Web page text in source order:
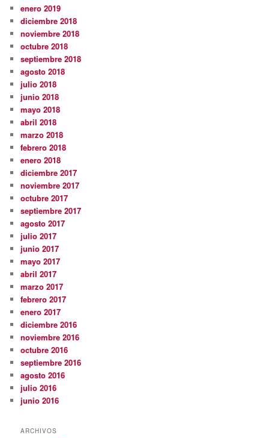
enero 2019
diciembre 2018
noviembre 2018
octubre 2018
septiembre 2018
agosto 2018
julio 2018
junio 2018
mayo 2018
abril 2018
marzo 2018
febrero 2018
enero 2018
diciembre 2017
noviembre 2017
octubre 2017
septiembre 2017
agosto 2017
julio 2017
junio 2017
mayo 2017
abril 2017
marzo 2017
febrero 2017
enero 2017
diciembre 2016
noviembre 2016
octubre 2016
septiembre 2016
agosto 2016
julio 2016
junio 2016
ARCHIVOS